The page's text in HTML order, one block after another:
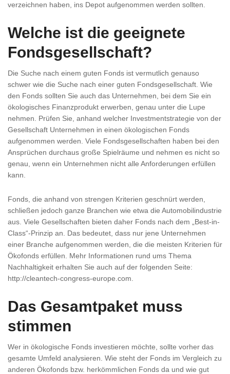
verzeichnen haben, ins Depot aufgenommen werden sollten.
Welche ist die geeignete
Fondsgesellschaft?
Die Suche nach einem guten Fonds ist vermutlich genauso
schwer wie die Suche nach einer guten Fondsgesellschaft. Wie
den Fonds sollten Sie auch das Unternehmen, bei dem Sie ein
ökologisches Finanzprodukt erwerben, genau unter die Lupe
nehmen. Prüfen Sie, anhand welcher Investmentstrategie von der
Gesellschaft Unternehmen in einen ökologischen Fonds
aufgenommen werden. Viele Fondsgesellschaften haben bei den
Ansprüchen durchaus große Spielräume und nehmen es nicht so
genau, wenn ein Unternehmen nicht alle Anforderungen erfüllen
kann.
Fonds, die anhand von strengen Kriterien geschnürt werden,
schließen jedoch ganze Branchen wie etwa die Automobilindustrie
aus. Viele Gesellschaften bieten daher Fonds nach dem „Best-in-
Class“-Prinzip an. Das bedeutet, dass nur jene Unternehmen
einer Branche aufgenommen werden, die die meisten Kriterien für
Ökofonds erfüllen. Mehr Informationen rund ums Thema
Nachhaltigkeit erhalten Sie auch auf der folgenden Seite:
http://cleantech-congress-europe.com.
Das Gesamtpaket muss
stimmen
Wer in ökologische Fonds investieren möchte, sollte vorher das
gesamte Umfeld analysieren. Wie steht der Fonds im Vergleich zu
anderen Ökofonds bzw. herkömmlichen Fonds da und wie gut